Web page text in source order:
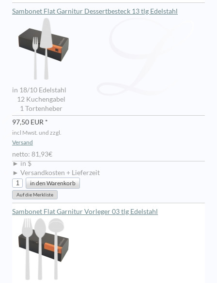
Sambonet Flat Garnitur Dessertbesteck 13 tlg Edelstahl
in 18/10 Edelstahl
12 Kuchengabel
1 Tortenheber
97,50 EUR *
incl Mwst. und zzgl.
Versand
netto: 81,93€
► in $
► Versandkosten + Lieferzeit
Sambonet Flat Garnitur Vorleger 03 tlg Edelstahl